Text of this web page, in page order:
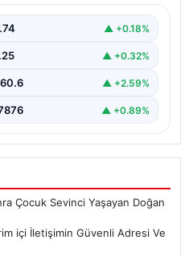
kaliteli bir biçimde irtibat
▲ +0.18%
▲ +0.32%
▲ +2.59%
▲ +0.89%
Çocuk Sevinci Yaşayan Doğan
içi İletişimin Güvenli Adresi Ve